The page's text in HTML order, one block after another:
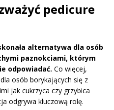
pedicure
alternatywa dla osób
paznokciami, którym
odpowiadać. Co więcej,
osób borykających się z
jak cukrzyca czy grzybica
odgrywa kluczową rolę.